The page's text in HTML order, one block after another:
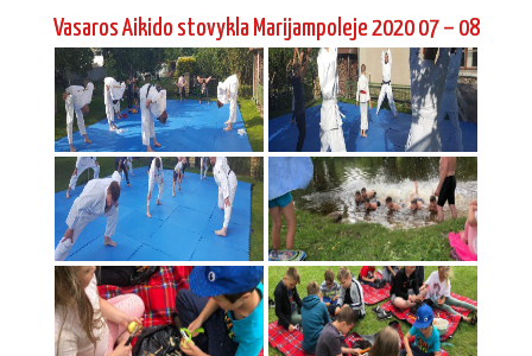
Vasaros Aikido stovykla Marijampoleje 2020 07 – 08